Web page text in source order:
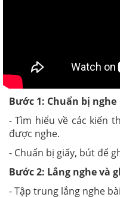
Bước 1: Chuẩn bị nghe
- Tìm hiểu về các kiến
được nghe.
- Chuẩn bị giấy, bút để
Bước 2: Lắng nghe và
- Tập trung lắng nghe